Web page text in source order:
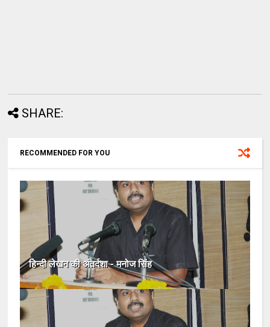
SHARE:
RECOMMENDED FOR YOU
हिन्दी लेखन की अंतर्दशा - मनोज सिंह